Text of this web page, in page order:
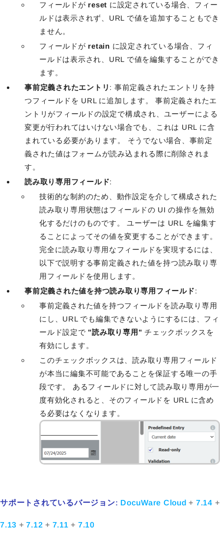
フィールドが reset に設定されている場合、フィー
ルドは表示されず、URL で値を追加することもでき
ません。
フィールドが retain に設定されている場合、フィ
ールドは表示され、URL で値を編集することができ
ます。
事前定義されたエントリ : 事前定義されたエントリを持
つフィールドを URL に追加します。 事前定義されたエ
ントリがフィールドの設定で構成され、ユーザーによる
変更が行われてはいけない場合でも、これは URL に含
まれている必要があります。 そうでない場合、事前定
義された値はフォームが読み込まれる際に削除されま
す。
読み取り専用フィールド:
技術的な制約のため、動作設定を介して構成された
読み取り専用状態はフィールドの UI の操作を無効
化するだけのものです。 ユーザーは URL を編集す
ることによってその値を変更することができます。
完全に読み取り専用なフィールドを実現するには、
以下で説明する事前定義された値を持つ読み取り専
用フィールドを使用します。
事前定義された値を持つ読み取り専用フィールド:
事前定義された値を持つフィールドを読み取り専用
にし、URL でも編集できないようにするには、フィ
ールド設定で "読み取り専用" チェックボックスを
有効にします。
このチェックボックスは、読み取り専用フィールド
が本当に編集不可能であることを保証する唯一の手
段です。 あるフィールドに対して読み取り専用が一
度有効化されると、そのフィールドを URL に含め
る必要はなくなります。
サポートされているバージョン: DocuWare Cloud+ 7.14 +
7.13 +7.12 + 7.11+ 7.10